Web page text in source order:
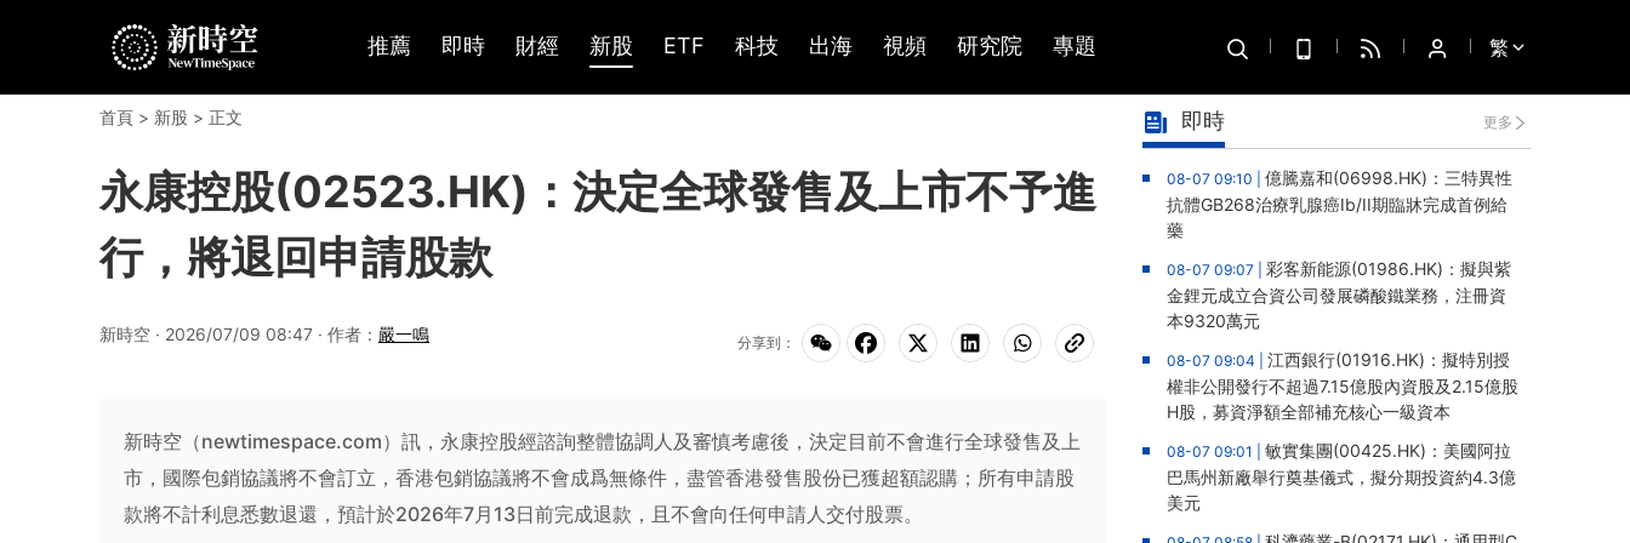
推薦 即時 財經 新股 ETF 科技 出海 視頻 研究院 專題 繁
首頁 > 新股 > 正文
永康控股(02523.HK)：決定全球發售及上市不予進
行，將退回申請股款
新時空 · 2026/07/09 08:47 · 作者： 嚴一鳴 分享到：
新時空（newtimespace.com）訊，永康控股經諮詢整體協調人及審慎考慮後，決定目前不會進行全球發售及上
市，國際包銷協議將不會訂立，香港包銷協議將不會成爲無條件，盡管香港發售股份已獲超額認購；所有申請股
款將不計利息悉數退還，預計於2026年7月13日前完成退款，且不會向任何申請人交付股票。
即時 更多
08-07 09:10 | 億騰嘉和(06998.HK)：三特異性
抗體GB268治療乳腺癌Ib/II期臨牀完成首例給
藥
08-07 09:07 | 彩客新能源(01986.HK)：擬與紫
金鋰元成立合資公司發展磷酸鐵業務，注冊資
本9320萬元
08-07 09:04 | 江西銀行(01916.HK)：擬特別授
權非公開發行不超過7.15億股內資股及2.15億股
H股，募資淨額全部補充核心一級資本
08-07 09:01 | 敏實集團(00425.HK)：美國阿拉
巴馬州新廠舉行奠基儀式，擬分期投資約4.3億
美元